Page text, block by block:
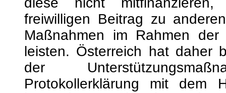
Protokollerklärung mit dem
besonderen Charakter der
Sicherheits- und
(militärische Neutralität)
bereits bei der